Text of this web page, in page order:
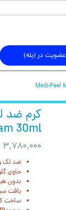
عضویت در (بله)
30ml
۳,۷۸۰,۰۰۰ تومان
ضد لک
حاوی
بدون
بافت
ساخت